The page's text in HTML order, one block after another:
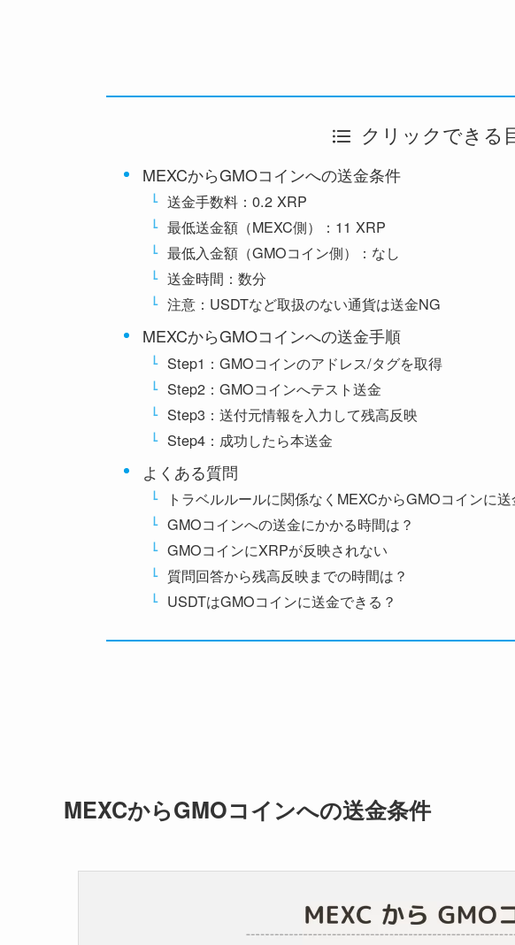
クリックできる
MEXCからGMOコインへの送金条件
送金手数料：0.2 XRP
最低送金額（MEXC側）：11 XRP
最低入金額（GMOコイン側）：なし
送金時間：数分
注意：USDTなど取扱のない通貨は送金NG
MEXCからGMOコインへの送金手順
Step1：GMOコインのアドレス/タグを取得
Step2：GMOコインへテスト送金
Step3：送付元情報を入力して残高反映
Step4：成功したら本送金
よくある質問
トラベルルールに関係なくMEXCからGMOコインに
GMOコインへの送金にかかる時間は？
GMOコインにXRPが反映されない
質問回答から残高反映までの時間は？
USDTはGMOコインに送金できる？
MEXCからGMOコインへの送金条件